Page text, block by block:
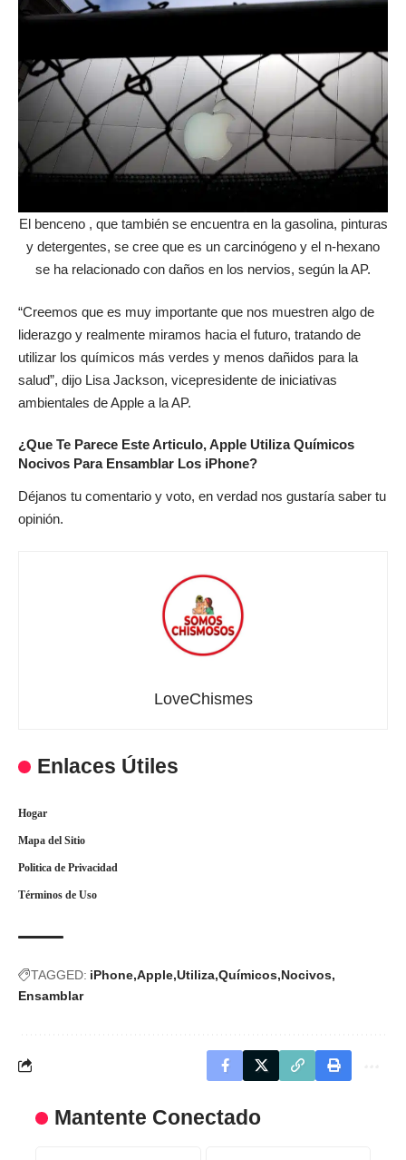
El benceno , que también se encuentra en la gasolina, pinturas
y detergentes, se cree que es un carcinógeno y el n-hexano
se ha relacionado con daños en los nervios, según la AP.
“Creemos que es muy importante que nos muestren algo de
liderazgo y realmente miramos hacia el futuro, tratando de
utilizar los químicos más verdes y menos dañidos para la
salud”, dijo Lisa Jackson, vicepresidente de iniciativas
ambientales de Apple a la AP.
¿Que Te Parece Este Articulo, Apple Utiliza Químicos
Nocivos Para Ensamblar Los iPhone?
Déjanos tu comentario y voto, en verdad nos gustaría saber tu
opinión.
LoveChismes
Enlaces Útiles
Hogar
Mapa del Sitio
Politica de Privacidad
Términos de Uso
TAGGED: iPhone Apple Utiliza Químicos Nocivos
Ensamblar
Mantente Conectado